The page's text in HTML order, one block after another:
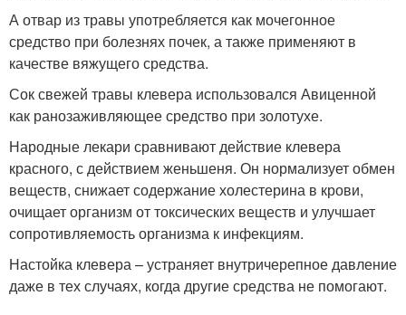
А отвар из травы употребляется как мочегонное
средство при болезнях почек, а также применяют в
качестве вяжущего средства.
Сок свежей травы клевера использовался Авиценной
как ранозаживляющее средство при золотухе.
Народные лекари сравнивают действие клевера
красного, с действием женьшеня. Он нормализует обмен
веществ, снижает содержание холестерина в крови,
очищает организм от токсических веществ и улучшает
сопротивляемость организма к инфекциям.
Настойка клевера – устраняет внутричерепное давление
даже в тех случаях, когда другие средства не помогают.